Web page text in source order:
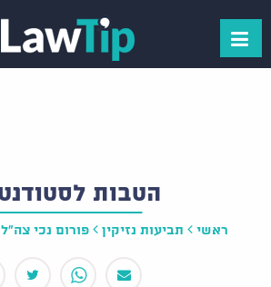
הטבות
ראשי תביעות נזיקין פורום נכי